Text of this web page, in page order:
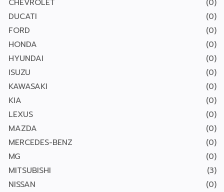
CHEVROLET
(0)
DUCATI
(0)
FORD
(0)
HONDA
(0)
HYUNDAI
(0)
ISUZU
(0)
KAWASAKI
(0)
KIA
(0)
LEXUS
(0)
MAZDA
(0)
MERCEDES-BENZ
(0)
MG
(0)
MITSUBISHI
(3)
NISSAN
(0)